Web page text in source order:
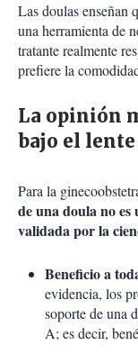
Las doulas enseñan
una herramienta de
tratante realmente
prefiere la
La opinión
bajo el
Para la
de una doula no
validada por la
Beneficio a
evidencia, los
soporte de una
A; es decir,